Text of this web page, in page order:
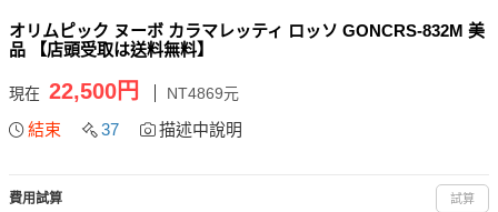
オリムピック ヌーボ カラマレッティ ロッソ GONCRS-832M 美
品 【店頭受取は送料無料】
現在 22,500円 NT4869元
結束 37 描述中說明
費用試算 試算